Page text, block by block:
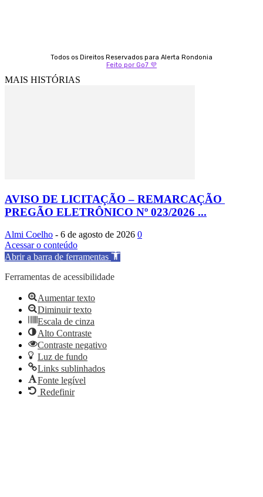
Todos os Direitos Reservados para Alerta Rondonia
Feito por Go7 💜
MAIS HISTÓRIAS
AVISO DE LICITAÇÃO – REMARCAÇÃO
PREGÃO ELETRÔNICO Nº 023/2026 ...
Almi Coelho - 6 de agosto de 2026 0
Acessar o conteúdo
Abrir a barra de ferramentas
Ferramentas de acessibilidade
Aumentar texto
Diminuir texto
Escala de cinza
Alto Contraste
Contraste negativo
Luz de fundo
Links sublinhados
Fonte legível
Redefinir